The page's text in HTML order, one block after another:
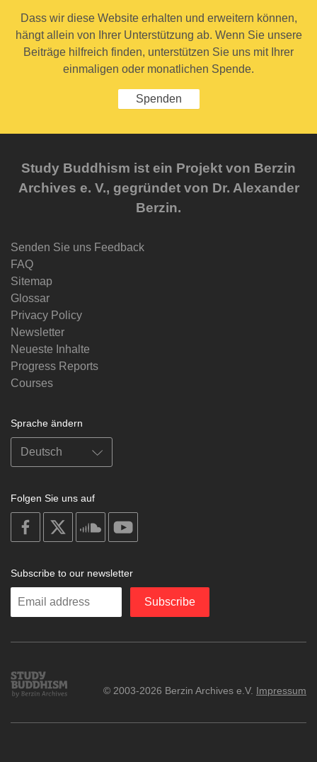
Dass wir diese Website erhalten und erweitern können,
hängt allein von Ihrer Unterstützung ab. Wenn Sie unsere
Beiträge hilfreich finden, unterstützen Sie uns mit Ihrer
einmaligen oder monatlichen Spende.
Spenden
Study Buddhism ist ein Projekt von Berzin
Archives e. V., gegründet von Dr. Alexander
Berzin.
Senden Sie uns Feedback
FAQ
Sitemap
Glossar
Privacy Policy
Newsletter
Neueste Inhalte
Progress Reports
Courses
Sprache ändern
Folgen Sie uns auf
on
facebook
soundcloud
Subscribe to our newsletter
Enter
Subscribe
Study
Buddhism
© 2003-2026 Berzin Archives e.V. Impressum